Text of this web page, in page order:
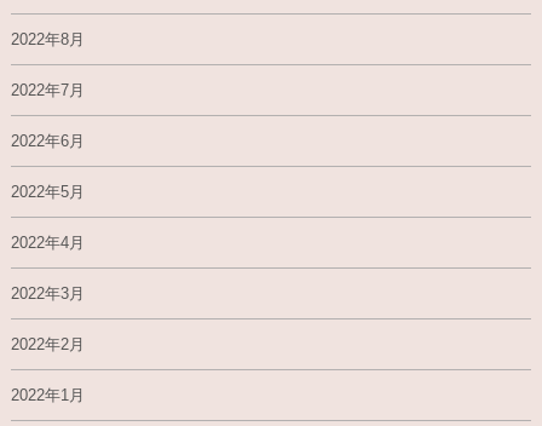
2022年8月
2022年7月
2022年6月
2022年5月
2022年4月
2022年3月
2022年2月
2022年1月